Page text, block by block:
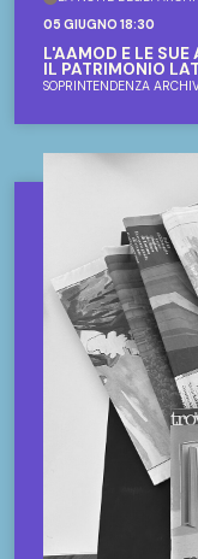
05 GIUGNO 18:30
L'AAMOD E LE SUE
IL PATRIMONIO
SOPRINTENDENZA